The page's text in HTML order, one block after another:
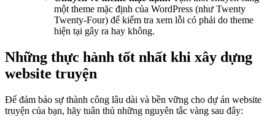
một theme mặc định của WordPress (như Twenty
Twenty-Four) để kiểm tra xem lỗi có phải do theme
hiện tại gây ra hay không.
Những thực hành tốt nhất khi xây dựng
website truyện
Để đảm bảo sự thành công lâu dài và bền vững cho dự án website
truyện của bạn, hãy tuân thủ những nguyên tắc vàng sau đây: